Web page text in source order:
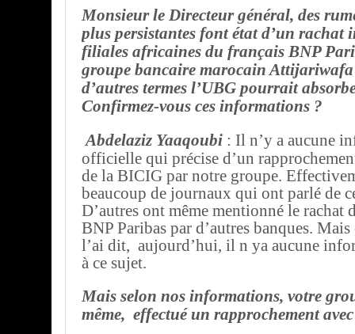
Monsieur le Directeur général, des
plus persistantes font état d’un rachat
filiales africaines du français BNP
groupe bancaire marocain
d’autres termes l’UBG pourrait
Confirmez-vous ces informations ?
Abdelaziz Yaaqoubi : Il n’y a aucune
officielle qui précise d’un
de la BICIG par notre groupe.
beaucoup de journaux qui ont parlé de
D’autres ont même mentionné le rachat
BNP Paribas par d’autres banques.
l’ai dit, aujourd’hui, il n ya aucune
à ce sujet.
Mais selon nos informations, votre
même, effectué un rapprochement